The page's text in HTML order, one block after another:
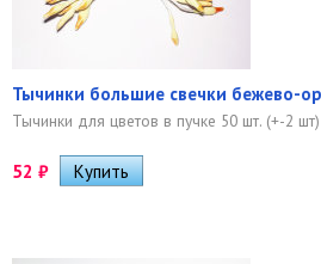
Тычинки большие свечки бежево-
Тычинки для цветов в пучке 50 шт. (+-2 шт)
52 ₽